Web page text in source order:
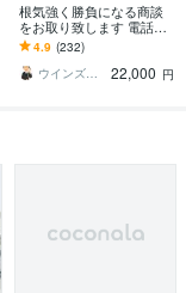
根気強く勝負になる商談
をお取り致します 電話す
る時間は無いが商談が欲
しい！そんなお悩みを解
決します。
4.9 (232)
ウインズフィールドSKYG
22,000 円